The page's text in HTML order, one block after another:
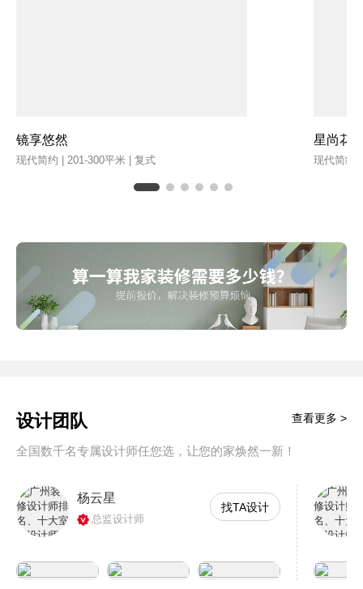
镜享悠然
现代简约 | 201-300平米 | 复式
星尚花
现代简约
设计团队
全国数千名专属设计师任您选，让您的家焕然一新！
查看更多 >
杨云星
总监设计师
找TA设计